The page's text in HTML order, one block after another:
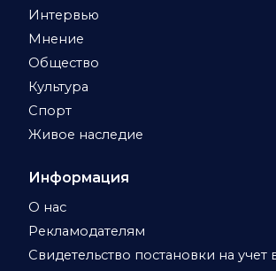
Интервью
Мнение
Общество
Культура
Спорт
Живое наследие
Информация
О нас
Рекламодателям
Свидетельство постановки на